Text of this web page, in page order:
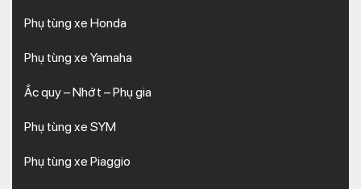
Phụ tùng xe Honda
Phụ tùng xe Yamaha
Ắc quy – Nhớt – Phụ gia
Phụ tùng xe SYM
Phụ tùng xe Piaggio